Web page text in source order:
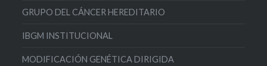
GRUPO DEL CÁNCER HEREDITARIO
IBGM INSTITUCIONAL
MODIFICACIÓN GENÉTICA DIRIGIDA